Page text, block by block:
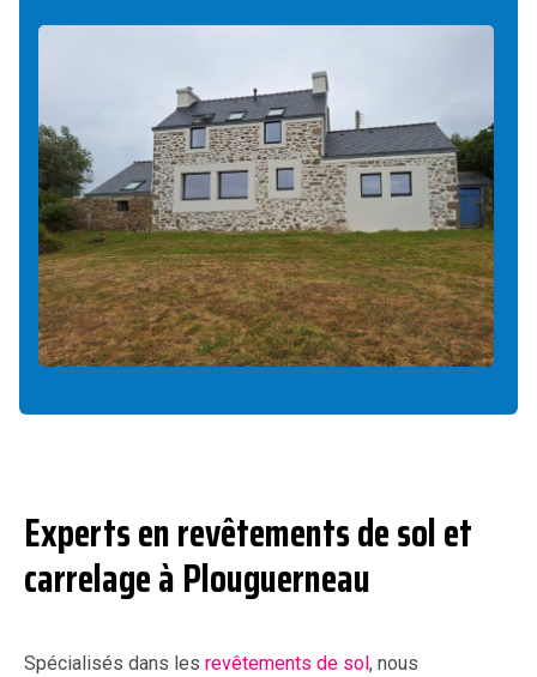
Experts en revêtements de sol et
carrelage à Plouguerneau
Spécialisés dans les revêtements de sol , nous